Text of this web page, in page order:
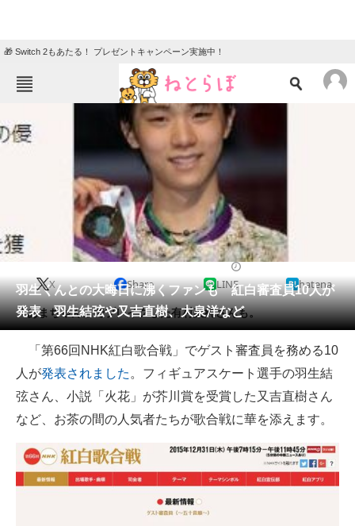
🎁 Switch 2もあたる！ プレゼントキャンペーン実施中！
TOP ニュース
クイズ
地域
教育・育児
動物 リサーチ
会員記事
メディア
注目記事を集めた総合ページ
ITの今と未来を見通す
スマホと通信の最新トレンド
進化するPCとデバイスの未来
羽生くんとの大晦日に沸くファンも 紅白審査員10人が
発表 羽生結弦や又吉直樹、大泉洋など
X Share LINE hatena
「あまちゃん」でブレイクした有村架純さんも。
「第66回NHK紅白歌合戦」でゲスト審査員を務める10
人が発表されました 。フィギュアスケート選手の羽生結
弦さん、小説「火花」が芥川賞を受賞した又吉直樹さん
など、お茶の間の人気者たちが歌合戦に華を添えます。